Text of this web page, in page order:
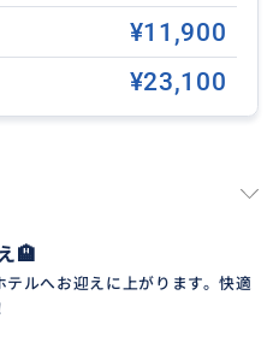
らリセットする、究極の
ます。
。9つの噴水から注ぐ聖な
寺院】
ーを調和させ、心身を根
る聖地です。
¥11,900
¥23,100
🏨
テルへお迎えに上がります。快適